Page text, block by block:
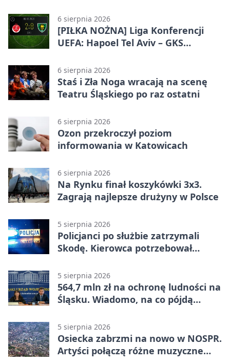
6 sierpnia 2026
[PIŁKA NOŻNA] Liga Konferencji
UEFA: Hapoel Tel Aviv – GKS
rundy kwalifikacyjnej
6 sierpnia 2026
Staś i Zła Noga wracają na scenę
Teatru Śląskiego po raz ostatni
6 sierpnia 2026
Ozon przekroczył poziom
informowania w Katowicach
6 sierpnia 2026
Na Rynku finał koszykówki 3x3.
Zagrają najlepsze drużyny w Polsce
5 sierpnia 2026
Policjanci po służbie zatrzymali
Skodę. Kierowca potrzebował
5 sierpnia 2026
564,7 mln zł na ochronę ludności na
Śląsku. Wiadomo, na co pójdą
5 sierpnia 2026
Osiecka zabrzmi na nowo w NOSPR.
Artyści połączą różne muzyczne